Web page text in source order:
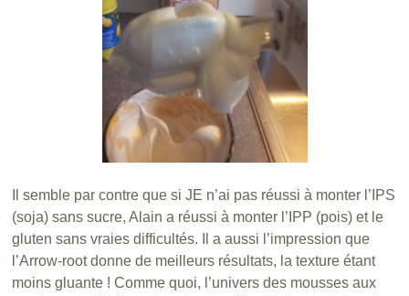
Il semble par contre que si JE n’ai pas réussi à monter l’IPS
(soja) sans sucre, Alain a réussi à monter l’IPP (pois) et le
gluten sans vraies difficultés. Il a aussi l’impression que
l’Arrow-root donne de meilleurs résultats, la texture étant
moins gluante ! Comme quoi, l’univers des mousses aux